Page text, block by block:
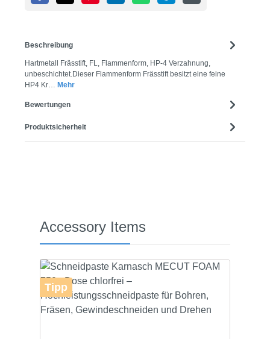
Beschreibung
Hartmetall Frässtift, FL, Flammenform, HP-4 Verzahnung,
unbeschichtet.Dieser Flammenform Frässtift besitzt eine feine
HP4 Kr… Mehr
Bewertungen
Produktsicherheit
Produktgalerie überspringen
Accessory Items
Tipp